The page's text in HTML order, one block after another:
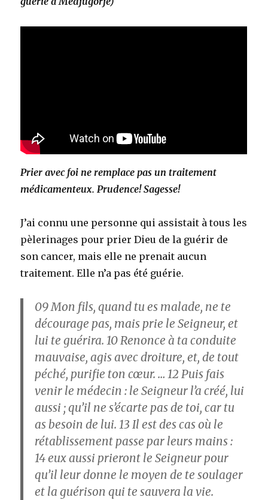
Prier avec foi ne remplace pas un traitement
médicamenteux. Prudence! Sagesse!
J’ai connu une personne qui assistait à tous les
pèlerinages pour prier Dieu de la guérir de
son cancer, mais elle ne prenait aucun
traitement. Elle n’a pas été guérie.
09Mon fils, quand tu es malade, ne te
décourage pas, mais prie le Seigneur, et
lui te guérira.10Renonce à ta conduite
mauvaise, agis avec droiture, et, de tout
péché, purifie ton cœur.… 12 Puis fais
venir le médecin : le Seigneur l’a créé, lui
aussi ; qu’il ne s’écarte pas de toi, car tu
as besoin de lui.13 Il est des cas où le
rétablissement passe par leurs mains :
14eux aussi prieront le Seigneur pour
qu’il leur donne le moyen de te soulager
et la guérison qui te sauvera la vie.